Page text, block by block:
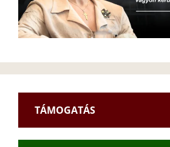
TÁMOGATÁS